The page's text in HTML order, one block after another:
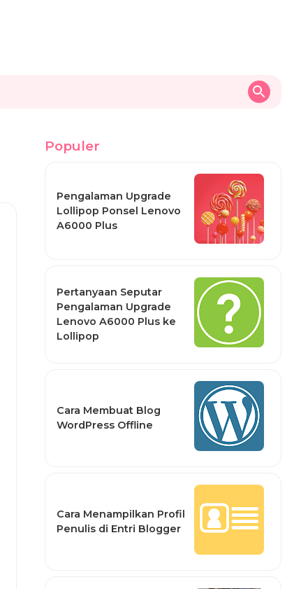
Populer
Pengalaman Upgrade
Lollipop Ponsel Lenovo
A6000 Plus
Pertanyaan Seputar
Pengalaman Upgrade
Lenovo A6000 Plus ke
Lollipop
Cara Membuat Blog
WordPress Offline
Cara Menampilkan Profil
Penulis di Entri Blogger